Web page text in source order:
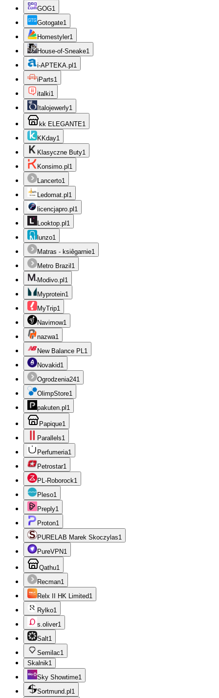
GOG1
Gotogate1
Homestyler1
House-of-Sneake1
i-APTEKA.pl 1
iParts1
italki1
Italojewerly1
kk ELEGANTE1
KKday1
Klasyczne Buty1
Konsimo.pl 1
Lancerto1
Ledomat.pl 1
licencjapro.pl 1
Looktop.pl 1
lunzo1
Matras - ksiêgarnie1
Metro Brazil 1
Modivo.pl 1
Myprotein1
MyTrip1
Navimow1
nazwa1
New Balance PL 1
Novakid1
Ogrodzenia241
OlimpStore1
pakuten.pl 1
Papique1
Parallels1
Perfumeria1
Petrostar1
PL-Roborock1
Pleso1
Preply1
Proton1
PURELAB Marek Skoczylas1
PureVPN1
Qathu1
Recman1
Relx II HK Limited1
Rylko1
s.oliver1
Salt1
Semilac1
Skalnik1
Sky Showtime1
Sortmund.pl 1